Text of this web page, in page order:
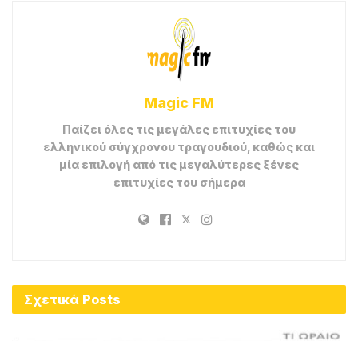
Magic FM
Παίζει όλες τις μεγάλες επιτυχίες του
ελληνικού σύγχρονου τραγουδιού, καθώς και
μία επιλογή από τις μεγαλύτερες ξένες
επιτυχίες του σήμερα
Σχετικά Posts